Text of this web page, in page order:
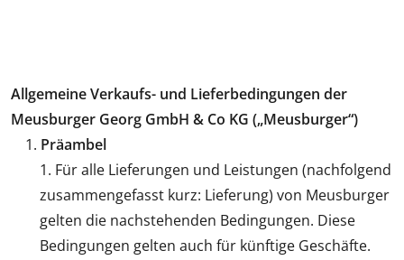
Allgemeine Verkaufs- und Lieferbedingungen der
Meusburger Georg GmbH & Co KG („Meusburger“)
Präambel
Für alle Lieferungen und Leistungen (nachfolgend
zusammengefasst kurz: Lieferung) von Meusburger
gelten die nachstehenden Bedingungen. Diese
Bedingungen gelten auch für künftige Geschäfte.